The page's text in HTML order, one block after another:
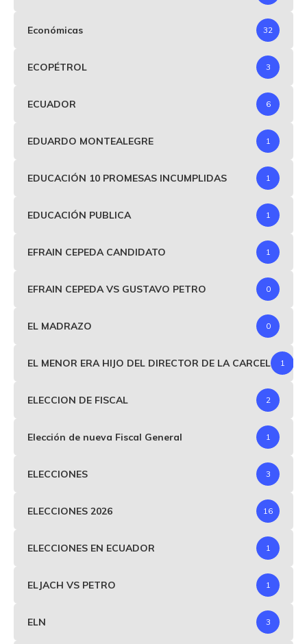
Económicas 32
ECOPÉTROL 3
ECUADOR 6
EDUARDO MONTEALEGRE 1
EDUCACIÓN 10 PROMESAS INCUMPLIDAS 1
EDUCACIÓN PUBLICA 1
EFRAIN CEPEDA CANDIDATO 1
EFRAIN CEPEDA VS GUSTAVO PETRO 0
EL MADRAZO 0
EL MENOR ERA HIJO DEL DIRECTOR DE LA CARCEL 1
ELECCION DE FISCAL 2
Elección de nueva Fiscal General 1
ELECCIONES 3
ELECCIONES 2026 16
ELECCIONES EN ECUADOR 1
ELJACH VS PETRO 1
ELN 3